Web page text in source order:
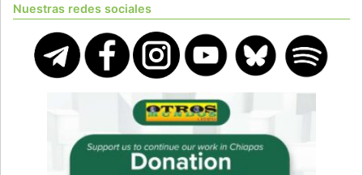
Nuestras redes sociales